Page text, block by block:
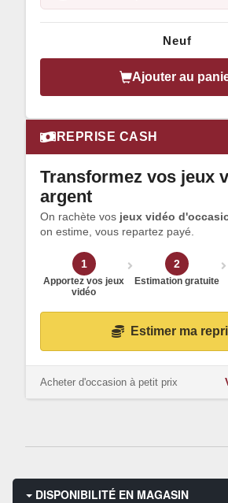
Neuf
Ajouter au
REPRISE CASH
Transformez vos jeux
argent
On rachète vos jeux vidéo
on estime, vous repartez payé.
1
Apportez vos jeux
vidéo
2
Estimation gratuite
Estimer ma
Acheter d'occasion à petit prix
DISPONIBILITÉ EN MAGASIN